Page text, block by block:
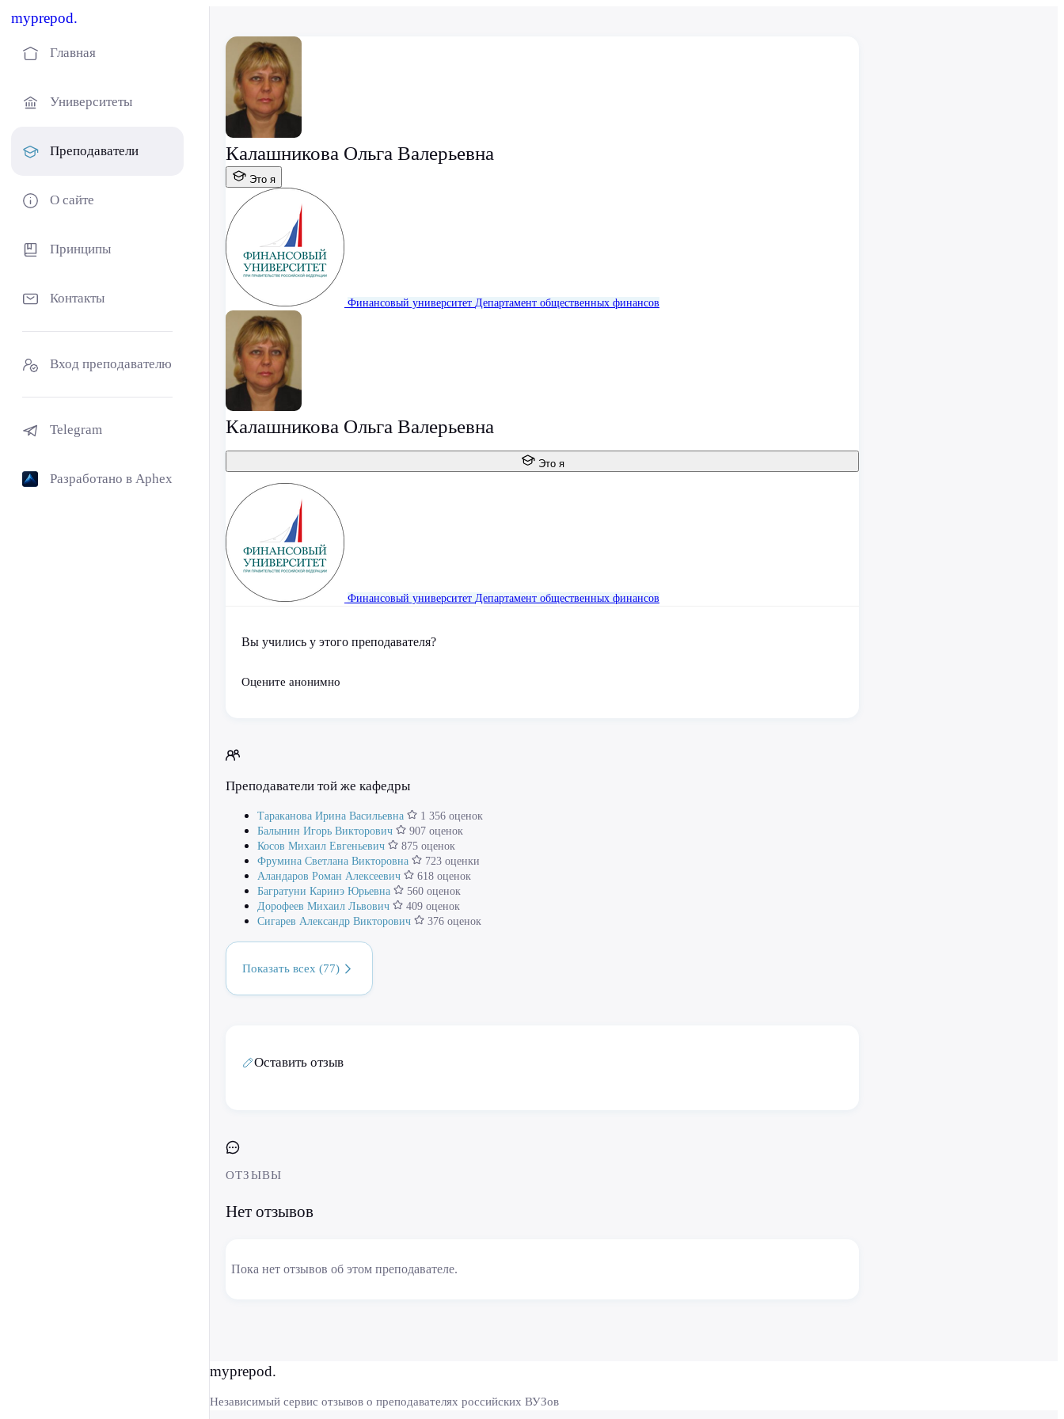
myprepod.
Главная
Университеты
Преподаватели
О сайте
Принципы
Контакты
Вход преподавателю
Telegram
Разработано в Aphex
Калашникова Ольга Валерьевна
Это я
Финансовый университет Департамент общественных финансов
Калашникова Ольга Валерьевна
Это я
Финансовый университет Департамент общественных финансов
Вы учились у этого преподавателя?
Оцените анонимно
Преподаватели той же кафедры
Тараканова Ирина Васильевна
1 356 оценок
Балынин Игорь Викторович
907 оценок
Косов Михаил Евгеньевич
875 оценок
Фрумина Светлана Викторовна
723 оценки
Аландаров Роман Алексеевич
618 оценок
Багратуни Каринэ Юрьевна
560 оценок
Дорофеев Михаил Львович
409 оценок
Сигарев Александр Викторович
376 оценок
Показать всех (77)
Оставить отзыв
ОТЗЫВЫ
Нет отзывов
Пока нет отзывов об этом преподавателе.
myprepod.
Независимый сервис отзывов о преподавателях российских ВУЗов